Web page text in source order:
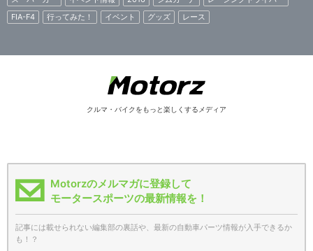
FIA-F4
行ってみた！ イベント グッズ レース
クルマ・バイクをもっと楽しくするメディア
Motorzのメルマガに登録して
モータースポーツの最新情報を！
記事には載せられない編集部の裏話や、最新の自動車パーツ情報が入手できるか
も！？